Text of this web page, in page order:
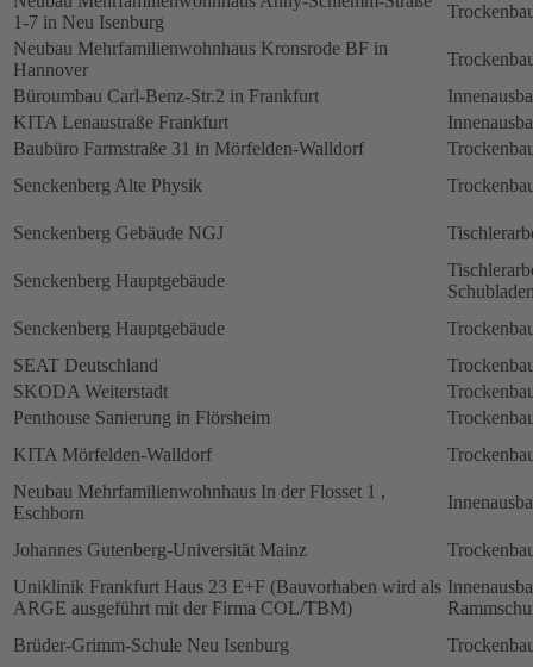
1-7 in Neu Isenburg
Neubau Mehrfamilienwohnhaus Kronsrode BF in
Hannover
Büroumbau Carl-Benz-Str.2 in Frankfurt
KITA Lenaustraße Frankfurt
Baubüro Farmstraße 31 in Mörfelden-Walldorf
Senckenberg Alte Physik
Senckenberg Gebäude NGJ
Senckenberg Hauptgebäude
Senckenberg Hauptgebäude
SEAT Deutschland
SKODA Weiterstadt
Penthouse Sanierung in Flörsheim
KITA Mörfelden-Walldorf
Neubau Mehrfamilienwohnhaus In der Flosset 1 ,
Eschborn
Johannes Gutenberg-Universität Mainz
Uniklinik Frankfurt Haus 23 E+F (Bauvorhaben wird als
ARGE ausgeführt mit der Firma COL/TBM)
Brüder-Grimm-Schule Neu Isenburg